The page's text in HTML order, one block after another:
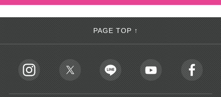
PAGE TOP ↑